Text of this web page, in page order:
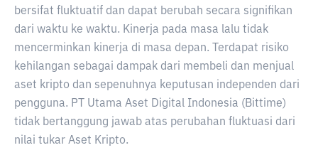
bersifat fluktuatif dan dapat berubah secara signifikan
dari waktu ke waktu. Kinerja pada masa lalu tidak
mencerminkan kinerja di masa depan. Terdapat risiko
kehilangan sebagai dampak dari membeli dan menjual
aset kripto dan sepenuhnya keputusan independen dari
pengguna. PT Utama Aset Digital Indonesia (Bittime)
tidak bertanggung jawab atas perubahan fluktuasi dari
nilai tukar Aset Kripto.